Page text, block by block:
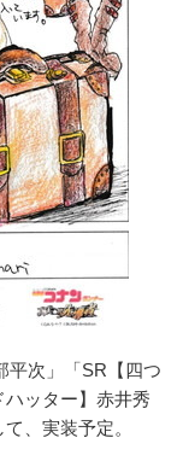
次」「SR【四つ
ッター】赤井秀
、実装予定。